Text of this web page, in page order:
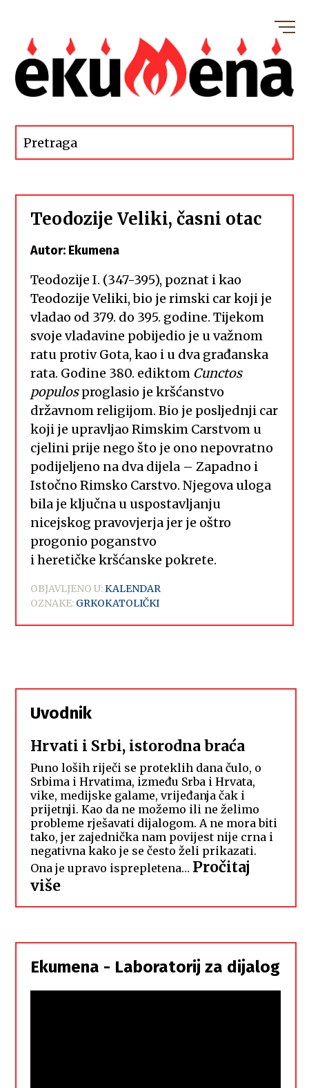
Teodozije Veliki, časni otac
Autor: Ekumena
Teodozije I. (347-395), poznat i kao
Teodozije Veliki, bio je rimski car koji je
vladao od 379. do 395. godine. Tijekom
svoje vladavine pobijedio je u važnom
ratu protiv Gota, kao i u dva građanska
rata. Godine 380. ediktom Cunctos
populosproglasio je kršćanstvo
državnom religijom. Bio je posljednji car
koji je upravljao Rimskim Carstvom u
cjelini prije nego što je ono nepovratno
podijeljeno na dva dijela – Zapadno i
Istočno Rimsko Carstvo. Njegova uloga
bila je ključna u uspostavljanju
nicejskog pravovjerja jer je oštro
progonio poganstvo
i heretičke kršćanske pokrete.
OBJAVLJENO U:KALENDAR
OZNAKE: GRKOKATOLIČKI
Uvodnik
Hrvati i Srbi, istorodna braća
Puno loših riječi se proteklih dana čulo, o
Srbima i Hrvatima, između Srba i Hrvata,
vike, medijske galame, vrijeđanja čak i
prijetnji. Kao da ne možemo ili ne želimo
probleme rješavati dijalogom. A ne mora biti
tako, jer zajednička nam povijest nije crna i
negativna kako je se često želi prikazati.
Ona je upravo isprepletena… Pročitaj
više:
Hrvati
Srbi,
istorodna
braća
Ekumena - Laboratorij za dijalog